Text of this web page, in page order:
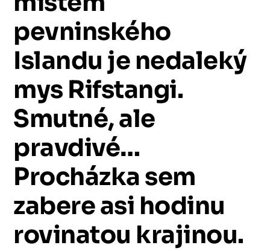
pevninského
Islandu je nedaleký
mys Rifstangi.
Smutné,ale
pravdivé…
Procházkasem
zabereasi hodinu
rovinatou krajinou.